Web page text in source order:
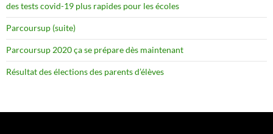
des tests covid-19 plus rapides pour les écoles
Parcoursup (suite)
Parcoursup 2020 ça se prépare dès maintenant
Résultat des élections des parents d’élèves